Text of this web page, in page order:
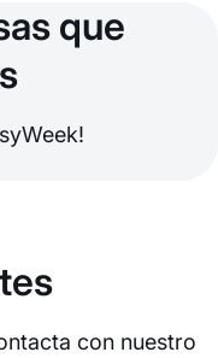
que
con nuestro